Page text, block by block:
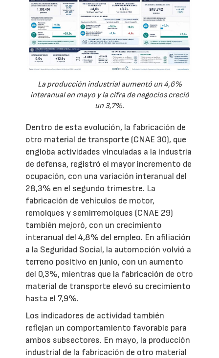
La producción industrial aumentó un 4,6%
interanual en mayo y la cifra de negocios creció
un 3,7%.
Dentro de esta evolución, la fabricación de
otro material de transporte (CNAE 30), que
engloba actividades vinculadas a la industria
de defensa, registró el mayor incremento de
ocupación, con una variación interanual del
28,3% en el segundo trimestre. La
fabricación de vehículos de motor,
remolques y semirremolques (CNAE 29)
también mejoró, con un crecimiento
interanual del 4,8% del empleo. En afiliación
a la Seguridad Social, la automoción volvió a
terreno positivo en junio, con un aumento
del 0,3%, mientras que la fabricación de otro
material de transporte elevó su crecimiento
hasta el 7,9%.
Los indicadores de actividad también
reflejan un comportamiento favorable para
ambos subsectores. En mayo, la producción
industrial de la fabricación de otro material